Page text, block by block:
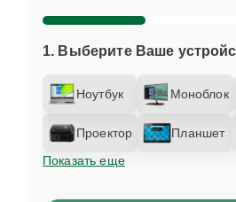
1. Выберите Ваше
Ноутбук Моноблок
Проектор Планшет
Показать еще